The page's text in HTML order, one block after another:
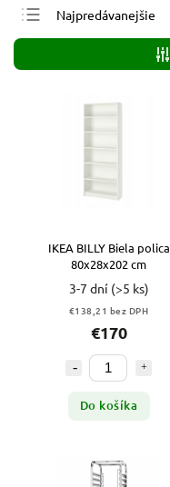
Najpredávanejšie
Najlacnejšie
Najdrahšie
Abecedne
IKEA BILLY Biela polica
80x28x202 cm
3-7 dní (>5 ks)
€138,21 bez DPH
€170
Do košíka